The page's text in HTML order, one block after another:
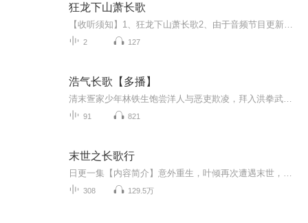
狂龙下山萧长歌
2 127
浩气长歌【多播】
91 821
末世之长歌行
308 129.5万